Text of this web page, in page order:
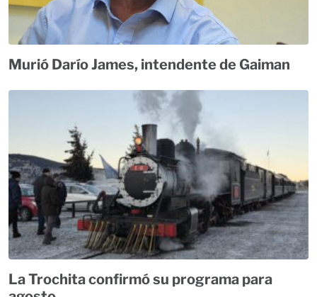
Murió Darío James, intendente de Gaiman
La Trochita confirmó su programa para